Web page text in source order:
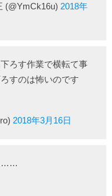
(@YmCk16u) 2018年
ろす作業で横転て事
すのは怖いのです
2018年3月16日